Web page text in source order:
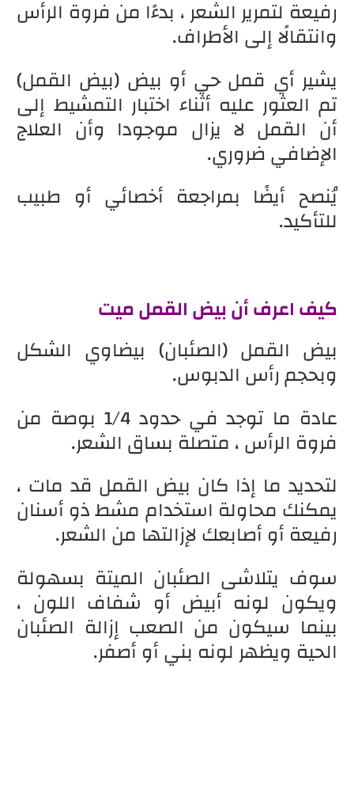
رفيعة لتمرير الشعر ، بدءًا من فروة الرأس
وانتقالًا إلى الأطراف.
يشير أي قمل حي أو بيض (بيض القمل)
تم العثور عليه أثناء اختبار التمشيط إلى
أن القمل لا يزال موجودا وأن العلاج
الإضافي ضروري.
يُنصح أيضًا بمراجعة أخصائي أو طبيب
للتأكيد.
كيف اعرف أن بيض القمل ميت
بيض القمل (الصئبان) بيضاوي الشكل
وبحجم رأس الدبوس.
عادة ما توجد في حدود 1/4 بوصة من
فروة الرأس ، متصلة بساق الشعر.
لتحديد ما إذا كان بيض القمل قد مات ،
يمكنك محاولة استخدام مشط ذو أسنان
رفيعة أو أصابعك لإزالتها من الشعر.
سوف يتلاشى الصئبان الميتة بسهولة
ويكون لونه أبيض أو شفاف اللون ،
بينما سيكون من الصعب إزالة الصئبان
الحية ويظهر لونه بني أو أصفر.